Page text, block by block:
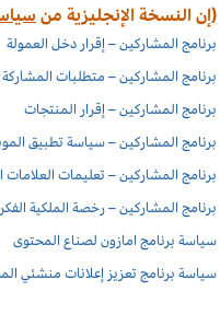
(إن النسخة الإنجليزية من
برنامج المشاركين – إقرار دخل العمولة
برنامج المشاركين – متطلبات المشاركة
برنامج المشاركين – إقرار المنتجات
برنامج المشاركين – سياسة تطبيق
برنامج المشاركين – تعليمات العلامات
برنامج المشاركين – رخصة الملكية
سياسة برنامج امازون لصناع المحتوى
سياسة برنامج تعزيز إعلانات منشئي